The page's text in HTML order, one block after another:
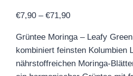
€7,90 – €71,90Preisspanne:
bis
€71,90
Grüntee Moringa – Leafy
kombiniert feinsten Kolumbien
nährstoffreichen